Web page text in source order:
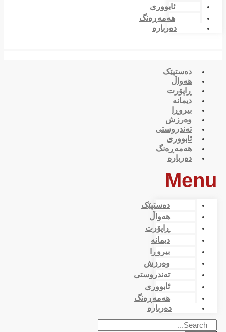
ئابووری
هەمەڕەنگ
دەربارە
دەستپێک
هەواڵ
ڕاپۆرت
دیمانە
بیروڕا
وەرزش
تەندروستی
ئابووری
هەمەڕەنگ
دەربارە
Menu
دەستپێک
هەواڵ
ڕاپۆرت
دیمانە
بیروڕا
وەرزش
تەندروستی
ئابووری
هەمەڕەنگ
دەربارە